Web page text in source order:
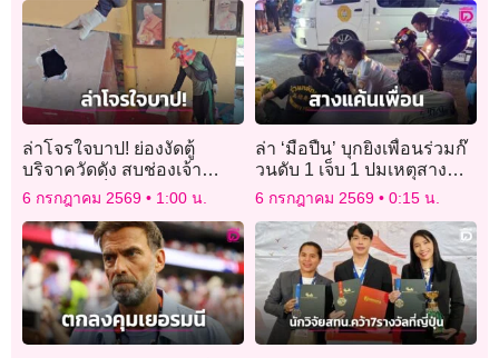
ล่าโจรใจบาป! ย่องงัดตู้
บริจาควัดดัง สบช่องเจ้า
อาวาสลืมล็อกห้อง กวาดเงิน
ทำบุญไปเกลี้ยง
6 กรกฎาคม 2569 1:00 น.
ล่า ‘มือปืน’ บุกยิงเพื่อนร่วมก๊
วนดับ 1 เจ็บ 1 ปมเหตุสาง
แค้นติดคุกถูกตีท้ายครัว
6 กรกฎาคม 2569 0:15 น.